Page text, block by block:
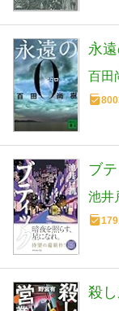
永
百田
ブ
池井
殺